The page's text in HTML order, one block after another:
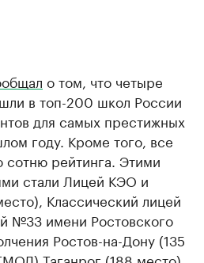
о том, что четыре
в топ-200 школ России
для самых престижных
году. Кроме того, все
рейтинга. Этими
стали Лицей КЭО и
Классический лицей
№33 имени Ростовского
Ростов-на-Дону (135